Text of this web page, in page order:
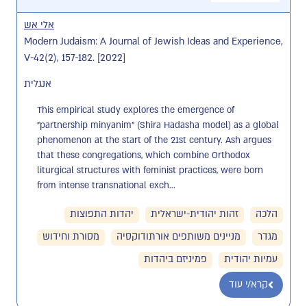
אלי אש
Modern Judaism: A Journal of Jewish Ideas and Experience,
V-42(2), 157-182. [2022]
אנגלית
This empirical study explores the emergence of
"partnership minyanim" (Shira Hadasha model) as a global
phenomenon at the start of the 21st century. Ash argues
that these congregations, which combine Orthodox
liturgical structures with feminist practices, were born
from intense transnational exch...
הלכה זהות יהודית-ישראלית
יהדות התפוצות
מגדר
מניינים משותפים אורתודוקסיה
מסורת וחידוש
עמיות יהודית
פמיניזם ביהדות
קרא/י עוד